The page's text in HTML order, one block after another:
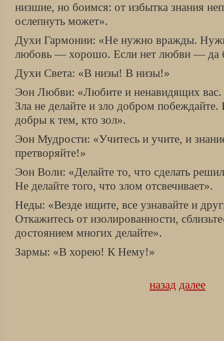
низшие, но боимся: от избытка знания
ослепнуть может».
Духи Гармонии: «Не нужно вражды.
любовь — хорошо. Если нет любви — да
Духи Света: «В низы! В низы!»
Эон Любви: «Любите и ненавидящих вас.
Зла не делайте и зло добром побеждайте.
добры к тем, кто зол».
Эон Мудрости: «Учитесь и учите, и
претворяйте!»
Эон Воли: «Делайте то, что сделать
Не делайте того, что злом отсвечивает».
Неды: «Везде ищите, все узнавайте и
Откажитесь от изолированности,
достоянием многих делайте».
Зармы: «В хорею! К Нему!»
назад далее